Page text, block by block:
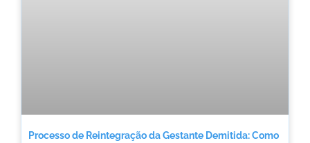
Processo de Reintegração da Gestante Demitida: Como